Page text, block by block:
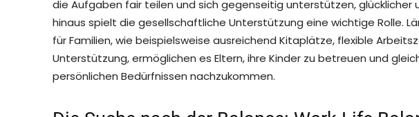
die Aufgaben fair teilen und sich gegenseitig unterstützen, glücklicher
hinaus spielt die gesellschaftliche Unterstützung eine wichtige Rolle.
für Familien, wie beispielsweise ausreichend Kitaplätze, flexible
Unterstützung, ermöglichen es Eltern, ihre Kinder zu betreuen und
persönlichen Bedürfnissen nachzukommen.